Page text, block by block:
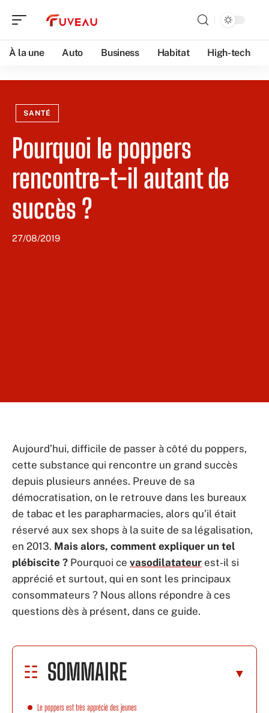
À la une Auto Business Habitat High-tech
SANTÉ
Pourquoi le poppers
rencontre-t-il autant de
succès ?
27/08/2019
Aujourd’hui, difficile de passer à côté du poppers,
cette substance qui rencontre un grand succès
depuis plusieurs années. Preuve de sa
démocratisation, on le retrouve dans les bureaux
de tabac et les parapharmacies, alors qu’il était
réservé aux sex shops à la suite de sa légalisation,
en 2013. Mais alors, comment expliquer un tel
plébiscite ? Pourquoi ce vasodilatateur est-il si
apprécié et surtout, qui en sont les principaux
consommateurs ? Nous allons répondre à ces
questions dès à présent, dans ce guide.
SOMMAIRE
Le poppers est très apprécié des jeunes